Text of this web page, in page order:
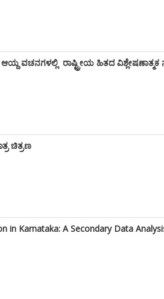
ವಚನಗಳಲ್ಲಿ ರಾಷ್ಟ್ರೀಯ ಹಿತದ
ಚಿತ್ರಣ
in Karnataka: A Secondary Data